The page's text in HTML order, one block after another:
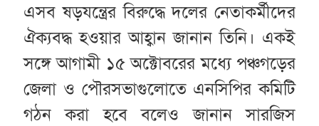
এসব ষড়যন্ত্রের বিরুদ্ধে দলের নেতাকর্মীদের
ঐক্যবদ্ধ হওয়ার আহ্বান জানান তিনি। একই
সঙ্গে আগামী ১৫ অক্টোবরের মধ্যে পঞ্চগড়ের
জেলা ও পৌরসভাগুলোতে এনসিপির কমিটি
গঠন করা হবে বলেও জানান সারজিস